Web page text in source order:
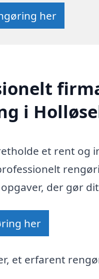
her
i
et rent og
der gør
her
et erfarent